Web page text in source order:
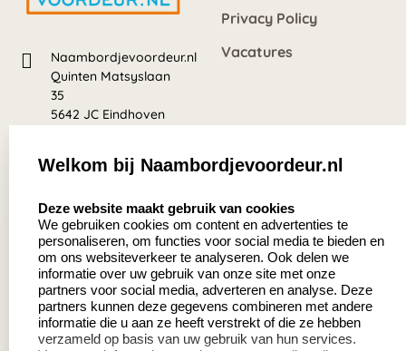
Naambordjevoordeur.nl
Quinten Matsyslaan
35
5642 JC Eindhoven
639 beoordelingen
Privacy Policy
Vacatures
Zakelijk:
Aanvraag op maat
Cadeaubonnen
Klantenservice:
Contact
Veelgestelde vragen
Welkom bij Naambordjevoordeur.nl
Deze website maakt gebruik van cookies
We gebruiken cookies om content en advertenties te
personaliseren, om functies voor social media te bieden en
om ons websiteverkeer te analyseren. Ook delen we
informatie over uw gebruik van onze site met onze
partners voor social media, adverteren en analyse. Deze
partners kunnen deze gegevens combineren met andere
informatie die u aan ze heeft verstrekt of die ze hebben
verzameld op basis van uw gebruik van hun services.